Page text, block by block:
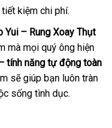
kiệm chi phí.
Yui – Rung Xoay Thụt
mà mọi quý ông hiện
tính năng tự động toàn
sẽ giúp bạn luôn tràn
sống tình dục.